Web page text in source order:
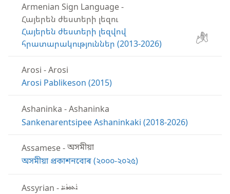
Armenian Sign Language-
Հայերեն ժեստերի լեզու
Հայերեն ժեստերի լեզվով
հրատարակություններ (2013-2026)
Arosi -Arosi
Arosi Pablikeson (2015)
Ashaninka -Ashaninka
Sankenarentsipee Ashaninkaki (2018-2026)
Assamese-অসমীয়া
অসমীয়া প্ৰকাশনবোৰ (২০০০-২০২৫)
Assyrian - ܐܵܬܘܿܪܵܝܵܐ